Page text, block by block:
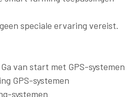
speciale ervaring vereist.
van start met GPS-systemen
GPS-systemen
systemen